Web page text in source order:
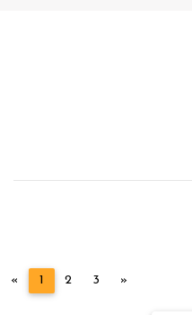
« Précédent
1 2 3 »